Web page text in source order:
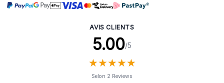
AVIS CLIENTS
5.00/5
★★★★★
★★★★★
Selon 2 Reviews